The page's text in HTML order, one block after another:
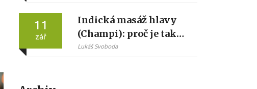
11
zář
Indická masáž hlavy
(Champi): proč je tak
oblíbená a co od ní
Lukáš Svoboda